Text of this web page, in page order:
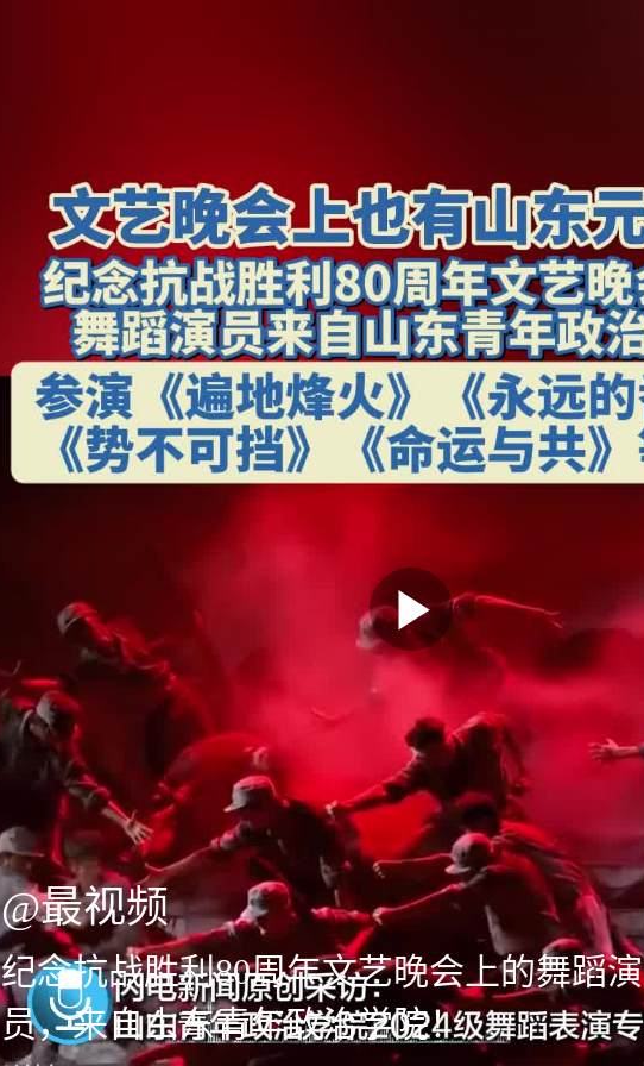
@最视频
纪念抗战胜利80周年文艺晚会上的舞蹈演
员，来自山东青年政治学院！